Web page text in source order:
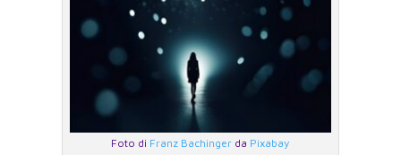
Foto di Franz Bachinger da Pixabay